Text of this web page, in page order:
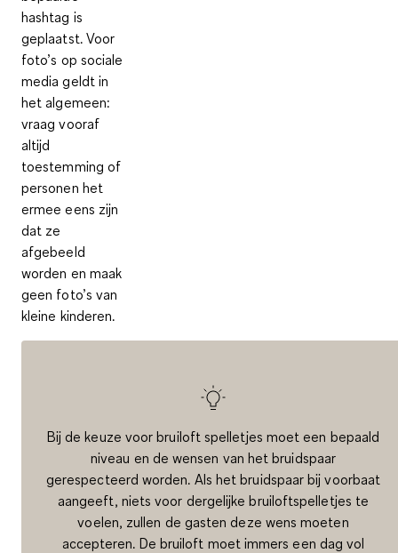
hashtag is
geplaatst. Voor
foto’s op sociale
media geldt in
het algemeen:
vraag vooraf
altijd
toestemming of
personen het
ermee eens zijn
dat ze
afgebeeld
worden en maak
geen foto’s van
kleine kinderen.
Bij de keuze voor bruiloft spelletjes moet een bepaald
niveau en de wensen van het bruidspaar
gerespecteerd worden. Als het bruidspaar bij voorbaat
aangeeft, niets voor dergelijke bruiloftspelletjes te
voelen, zullen de gasten deze wens moeten
accepteren. De bruiloft moet immers een dag vol